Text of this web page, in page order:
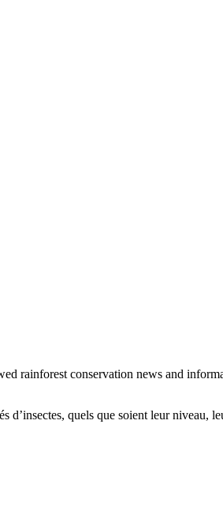
rainforest conservation news and
d’insectes, quels que soient leur niveau,